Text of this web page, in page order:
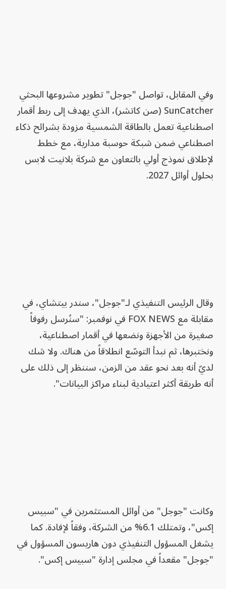
وفي المقابل، تواصل "جوجل" تطوير مشروعها البحثي
SunCatcher (صن كاتشر)، الذي يهدف إلى ربط أقمار
اصطناعية تعمل بالطاقة الشمسية مزودة بشرائح ذكاء
اصطناعي ضمن شبكة حوسبة مدارية، مع خطط
لإطلاق نموذج أولي بالتعاون مع شركة بلانيت لابس
بحلول أوائل 2027.
وقال الرئيس التنفيذي لـ"جوجل"، سندر بيتشاي، في
مقابلة مع FOX NEWS في نوفمبر: "سنُرسل رفوفاً
صغيرة من الأجهزة ونضعها في أقمار اصطناعية،
ونختبرها، ثم نبدأ التوسّع انطلاقاً من هناك. ولا شك
لديّ أنه بعد نحو عقد من الزمن، سننظر إلى ذلك على
أنه طريقة أكثر اعتيادية لبناء مراكز البيانات".
وكانت "جوجل" من أوائل المستثمرين في "سبيس
إكس"، وتمتلك 6.1% من الشركة، وفقاً لإفادة. كما
يشغل المسؤول التنفيذي دون هاريسون المسؤول في
"جوجل" مقعداً في مجلس إدارة "سبيس إكس".